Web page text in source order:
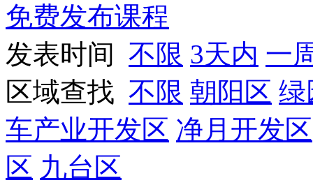
免费发布课程
发表时间 不限 3天内 一
区域查找 不限 朝阳区 绿
车产业开发区 净月开发区
区 九台区